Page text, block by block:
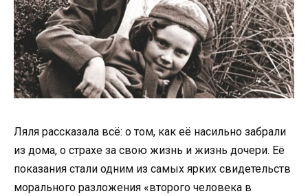
Ляля рассказала всё: о том, как её насильно забрали
из дома, о страхе за свою жизнь и жизнь дочери. Её
показания стали одним из самых ярких свидетельств
морального разложения «второго человека в